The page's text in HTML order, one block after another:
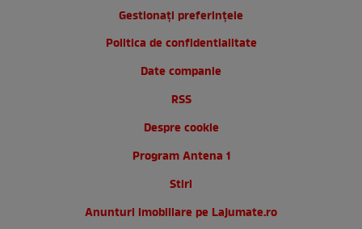
Gestionați preferințele
Politica de confidentialitate
Date companie
RSS
Despre cookie
Program Antena 1
Stiri
Anunturi imobiliare pe Lajumate.ro